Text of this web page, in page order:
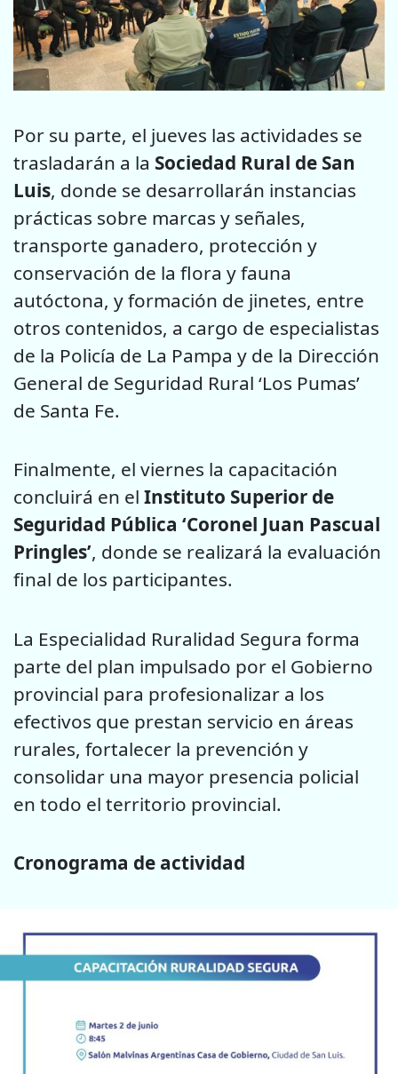
Por su parte, el jueves las actividades se
trasladarán a la Sociedad Rural de San
Luis, donde se desarrollarán instancias
prácticas sobre marcas y señales,
transporte ganadero, protección y
conservación de la flora y fauna
autóctona, y formación de jinetes, entre
otros contenidos, a cargo de especialistas
de la Policía de La Pampa y de la Dirección
General de Seguridad Rural ‘Los Pumas’
de Santa Fe.
Finalmente, el viernes la capacitación
concluirá en el Instituto Superior de
Seguridad Pública ‘Coronel Juan Pascual
Pringles’, donde se realizará la evaluación
final de los participantes.
La Especialidad Ruralidad Segura forma
parte del plan impulsado por el Gobierno
provincial para profesionalizar a los
efectivos que prestan servicio en áreas
rurales, fortalecer la prevención y
consolidar una mayor presencia policial
en todo el territorio provincial.
Cronograma de actividad